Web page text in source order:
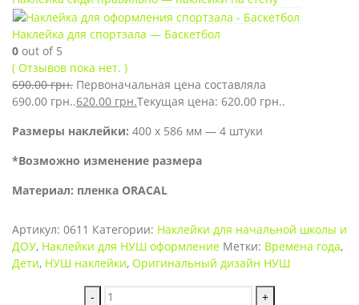
Наклейка для спортзала — Баскетбол
0 out of 5
( Отзывов пока нет. )
690.00грн. Первоначальная цена составляла
690.00 грн..620.00 грн.Текущая цена: 620.00 грн..
Размеры наклейки: 400 х 586 мм — 4 штуки
*Возможно изменение размера
Материал: пленка ORACAL
Артикул: 0611 Категории: Наклейки для начальной школы и
ДОУ, Наклейки для НУШ оформление Метки: Времена года,
Дети, НУШ наклейки, Оригинальный дизайн НУШ
- +